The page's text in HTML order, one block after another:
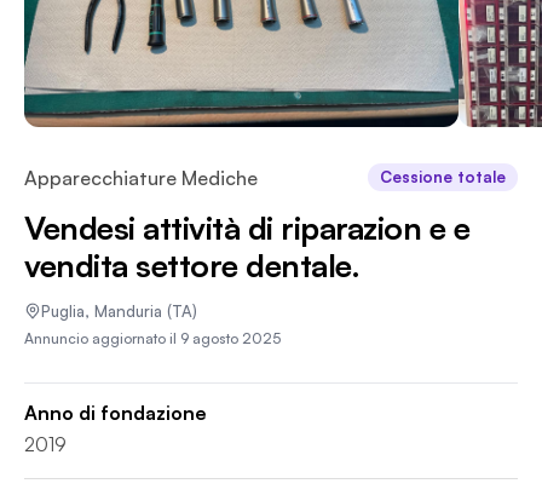
Apparecchiature Mediche Cessione totale
Vendesi attività di riparazion e e
vendita settore dentale.
Puglia, Manduria (TA)
Annuncio aggiornato il 9 agosto 2025
Anno di fondazione
2019